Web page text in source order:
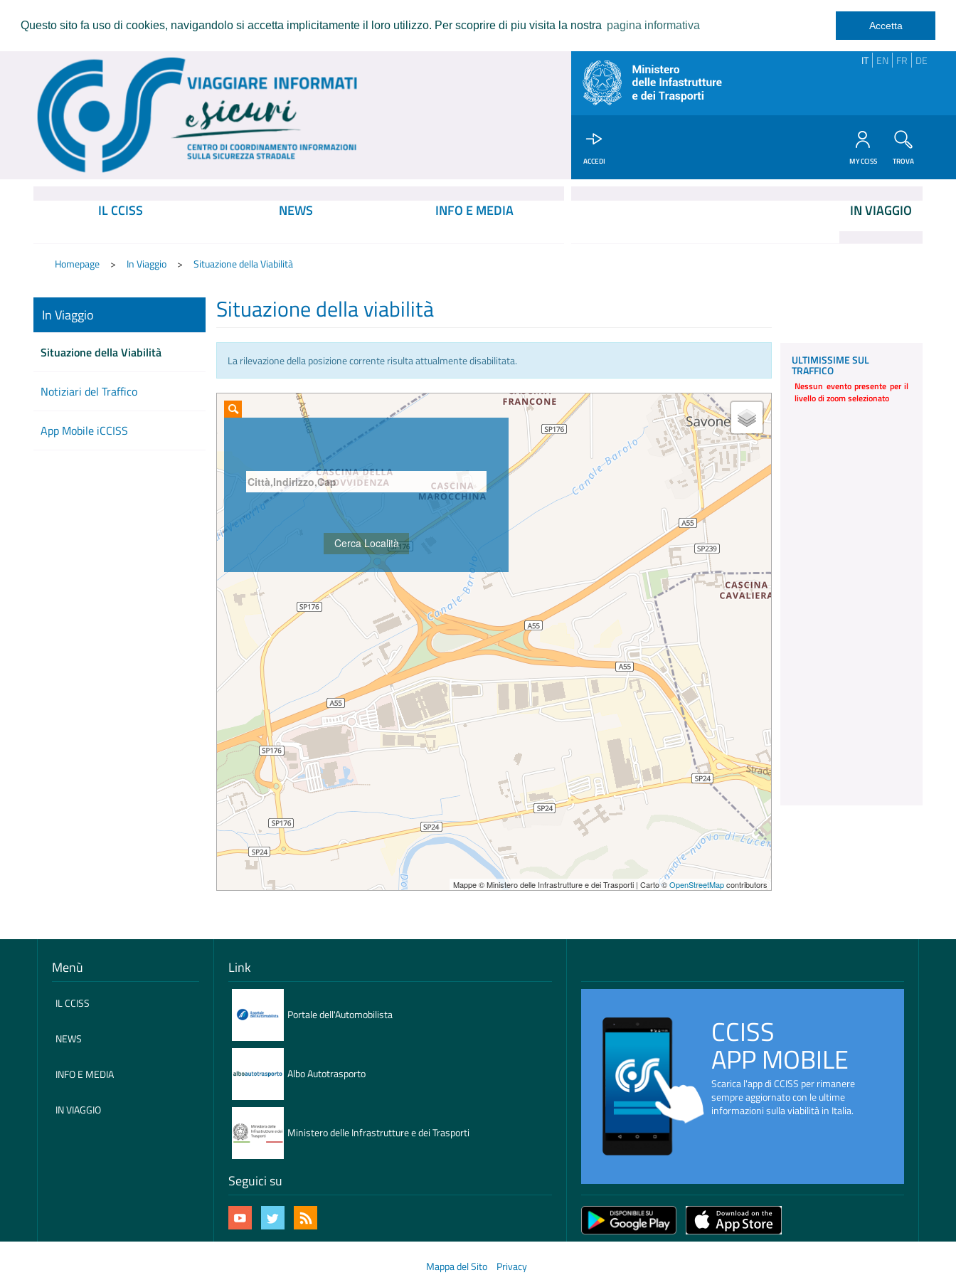
Questo sito fa uso di cookies, navigandolo si accetta implicitamente il loro utilizzo. Per scoprire di piu visita la nostra pagina informativa Accetta
IT EN FR DE
ACCEDI MY CCISS TROVA
IL CCISS NEWS INFO E MEDIA IN VIAGGIO
Homepage In Viaggio Situazione della Viabilità
In Viaggio
Situazione della Viabilità
Notiziari del Traffico
App Mobile iCCISS
Situazione della viabilità
La rilevazione della posizione corrente risulta attualmente disabilitata.
Mappe © Ministero delle Infrastrutture e dei Trasporti | Carto ©OpenStreetMapcontributors
ULTIMISSIME SUL
TRAFFICO
Nessun evento presente per il
livello di zoom selezionato
Menù
IL CCISS
NEWS
INFO E MEDIA
IN VIAGGIO
Link
Portale dell'Automobilista
Albo Autotrasporto
Ministero delle Infrastrutture e dei Trasporti
Seguici su
CCISS
APP MOBILE
Scarica l'app di CCISS per rimanere
sempre aggiornato con le ultime
informazioni sulla viabilità in Italia.
Mappa del Sito Privacy